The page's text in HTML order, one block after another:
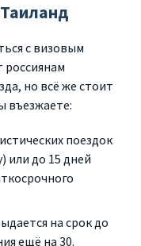
с визовым
россиянам
но всё же стоит
въезжаете:
поездок
или до 15 дней
на срок до
ещё на 30.